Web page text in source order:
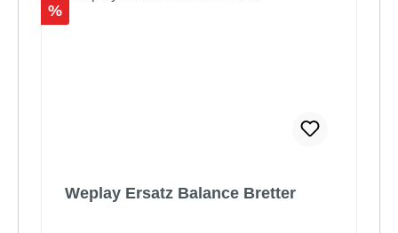
Rabatt
%
Weplay Ersatz Balance Bretter